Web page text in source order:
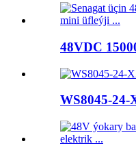
48VDC
WS8045-24-